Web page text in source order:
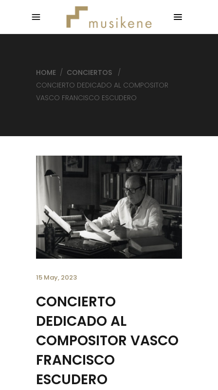
HOME / CONCIERTOS
/
CONCIERTO DEDICADO AL COMPOSITOR
VASCO FRANCISCO ESCUDERO
15 May, 2023
CONCIERTO
DEDICADO AL
COMPOSITOR VASCO
FRANCISCO
ESCUDERO